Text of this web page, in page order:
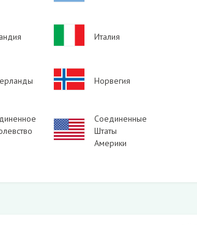
Италия
Image
Норвегия
Image
Соединенные
Штаты
Америки